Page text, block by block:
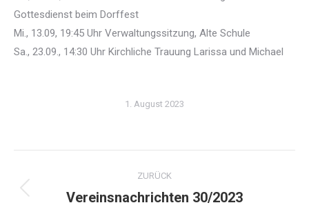
Gottesdienst beim Dorffest
Mi., 13.09, 19:45 Uhr Verwaltungssitzung, Alte Schule
Sa., 23.09., 14:30 Uhr Kirchliche Trauung Larissa und Michael
1. August 2023
Kommentarnavigation
ZURÜCK
Vorheriger
Vereinsnachrichten 30/2023